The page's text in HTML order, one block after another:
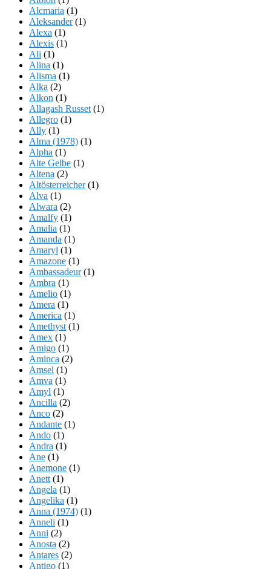
Alcmaria (1)
Aleksander(1)
Alexa (1)
Alexis (1)
Ali (1)
Alina (1)
Alisma (1)
Alka (2)
Alkon (1)
Allagash Russet (1)
Allegro (1)
Ally (1)
Alma (1978) (1)
Alpha (1)
Alte Gelbe (1)
Altena (2)
Altösterreicher(1)
Alva (1)
Alwara (2)
Amalfy (1)
Amalia (1)
Amanda (1)
Amaryl (1)
Amazone (1)
Ambassadeur(1)
Ambra (1)
Amelio (1)
Amera (1)
America (1)
Amethyst (1)
Amex (1)
Amigo (1)
Aminca (2)
Amsel (1)
Amva (1)
Amyl (1)
Ancilla (2)
Anco (2)
Andante (1)
Ando (1)
Andra (1)
Ane (1)
Anemone (1)
Anett (1)
Angela (1)
Angelika (1)
Anna (1974) (1)
Anneli (1)
Anni (2)
Anosta (2)
Antares (2)
Antigo (1)